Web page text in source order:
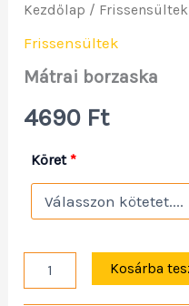
Kezdőlap / Frissensültek
Frissensültek
Mátrai borzaska
4690 Ft
Köret*
Kosárba